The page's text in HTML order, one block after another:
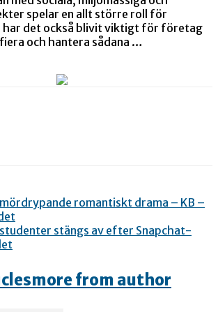
spelar en allt större roll för
har det också blivit viktigt för företag
och hantera sådana …
romantiskt drama – KB –
stängs av efter Snapchat-
more from author